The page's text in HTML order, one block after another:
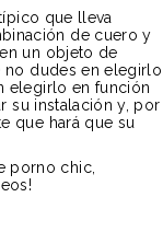
que lleva
de cuero y
un objeto de
no dudes en elegirlo
elegirlo en función
su instalación y, por
que hará que su
porno chic,